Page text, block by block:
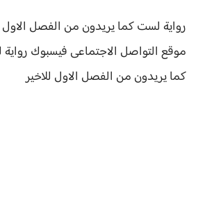
رواية لست كما يريدون من الفصل الاول
موقع التواصل الاجتماعى فيسبوك رواية
كما يريدون من الفصل الاول للاخير